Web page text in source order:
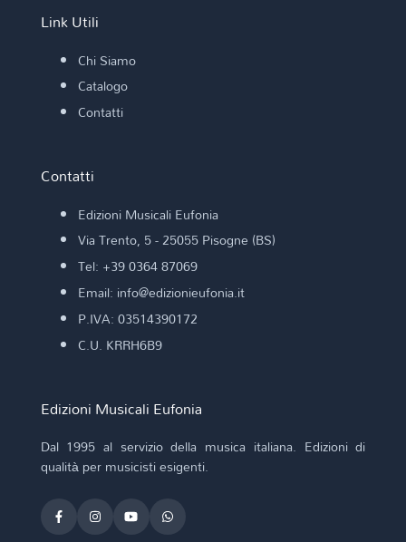
Link Utili
Chi Siamo
Catalogo
Contatti
Contatti
Edizioni Musicali Eufonia
Via Trento, 5 - 25055 Pisogne (BS)
Tel: +39 0364 87069
Email: info@edizionieufonia.it
P.IVA: 03514390172
C.U. KRRH6B9
Edizioni Musicali Eufonia
Dal 1995 al servizio della musica italiana. Edizioni di
qualità per musicisti esigenti.